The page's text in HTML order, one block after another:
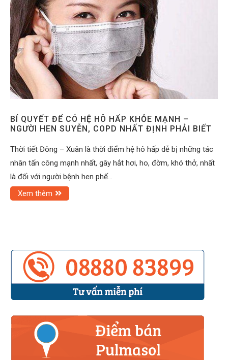
BÍ QUYẾT ĐỂ CÓ HỆ HÔ HẤP KHỎE MẠNH –
NGƯỜI HEN SUYỄN, COPD NHẤT ĐỊNH PHẢI BIẾT
Thời tiết Đông – Xuân là thời điểm hệ hô hấp dễ bị những tác
nhân tấn công mạnh nhất, gây hắt hơi, ho, đờm, khó thở, nhất
là đối với người bệnh hen phế…
Xem thêm